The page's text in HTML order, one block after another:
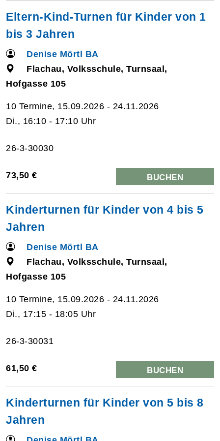
Eltern-Kind-Turnen für Kinder von 1
bis 3 Jahren
Denise Mörtl BA
Flachau, Volksschule, Turnsaal,
Hofgasse 105
10 Termine, 15.09.2026 - 24.11.2026
Di., 16:10 - 17:10 Uhr
26-3-30030
73,50 € BUCHEN
Kinderturnen für Kinder von 4 bis 5
Jahren
Denise Mörtl BA
Flachau, Volksschule, Turnsaal,
Hofgasse 105
10 Termine, 15.09.2026 - 24.11.2026
Di., 17:15 - 18:05 Uhr
26-3-30031
61,50 € BUCHEN
Kinderturnen für Kinder von 5 bis 8
Jahren